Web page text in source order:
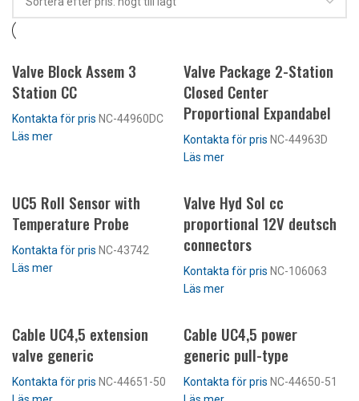
Valve Block Assem 3
Station CC
Kontakta för pris NC-44960DC
Läs mer
Valve Package 2-Station
Closed Center
Proportional Expandabel
Kontakta för pris NC-44963D
Läs mer
UC5 Roll Sensor with
Temperature Probe
Kontakta för pris NC-43742
Läs mer
Valve Hyd Sol cc
proportional 12V deutsch
connectors
Kontakta för pris NC-106063
Läs mer
Cable UC4,5 extension
valve generic
Kontakta för pris NC-44651-50
Cable UC4,5 power
generic pull-type
Kontakta för pris NC-44650-51